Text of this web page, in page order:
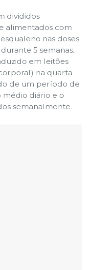
divididos
alimentados com
nas doses
5 semanas.
em leitões
na quarta
de um período de
médio diário e o
semanalmente.